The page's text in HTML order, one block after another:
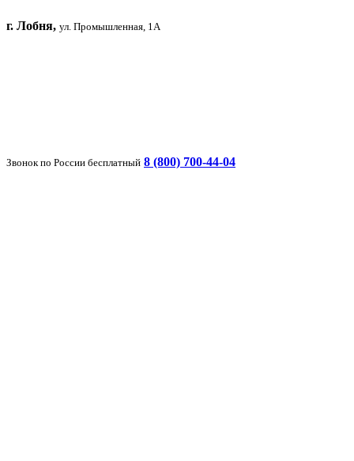
г. Лобня, ул. Промышленная, 1А
Звонок по России бесплатный 8 (800) 700-44-04